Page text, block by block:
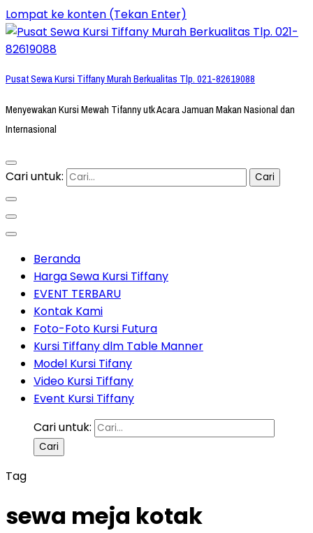
Lompat ke konten (Tekan Enter)
Pusat Sewa Kursi Tiffany Murah Berkualitas Tlp. 021-82619088
Menyewakan Kursi Mewah Tifanny utk Acara Jamuan Makan Nasional dan
Internasional
Cari untuk:
Beranda
Harga Sewa Kursi Tiffany
EVENT TERBARU
Kontak Kami
Foto-Foto Kursi Futura
Kursi Tiffany dlm Table Manner
Model Kursi Tifany
Video Kursi Tiffany
Event Kursi Tiffany
Cari untuk:
Tag
sewa meja kotak